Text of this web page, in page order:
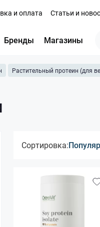
и оплата Статьи и
Бренды Магазины
Растительный протеин (для
Сортировка: